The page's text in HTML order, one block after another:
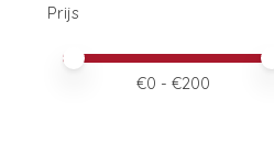
Prijs
Minimale prijswaarde
Price maximum value
€0 - €200